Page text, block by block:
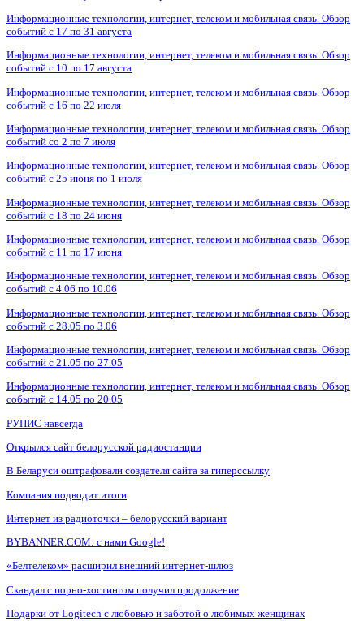
Информационные технологии, интернет, телеком и мобильная связь. Обзор
событий с 17 по 31 августа
Информационные технологии, интернет, телеком и мобильная связь. Обзор
событий с 10 по 17 августа
Информационные технологии, интернет, телеком и мобильная связь. Обзор
событий с 16 по 22 июля
Информационные технологии, интернет, телеком и мобильная связь. Обзор
событий со 2 по 7 июля
Информационные технологии, интернет, телеком и мобильная связь. Обзор
событий с 25 июня по 1 июля
Информационные технологии, интернет, телеком и мобильная связь. Обзор
событий с 18 по 24 июня
Информационные технологии, интернет, телеком и мобильная связь. Обзор
событий с 11 по 17 июня
Информационные технологии, интернет, телеком и мобильная связь. Обзор
событий с 4.06 по 10.06
Информационные технологии, интернет, телеком и мобильная связь. Обзор
событий с 28.05 по 3.06
Информационные технологии, интернет, телеком и мобильная связь. Обзор
событий с 21.05 по 27.05
Информационные технологии, интернет, телеком и мобильная связь. Обзор
событий с 14.05 по 20.05
РУПИС навсегда
Открылся сайт белорусской радиостанции
В Беларуси оштрафовали создателя сайта за гиперссылку
Компания подводит итоги
Интернет из радиоточки – белорусский вариант
BYBANNER.COM: c нами Google!
«Белтелеком» расширил внешний интернет-шлюз
Скандал с порно-хостингом получил продолжение
Подарки от Logitech с любовью и заботой о любимых женщинах